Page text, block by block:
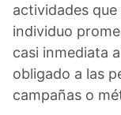
actividades
individuo
casi inmediata
obligado a las
campañas o